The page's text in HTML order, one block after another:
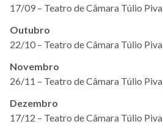
17/09 – Teatro de Câmara Túlio Piva
Outubro
22/10 – Teatro de Câmara Túlio Piva
Novembro
26/11 – Teatro de Câmara Túlio Piva
Dezembro
17/12 – Teatro de Câmara Túlio Piva